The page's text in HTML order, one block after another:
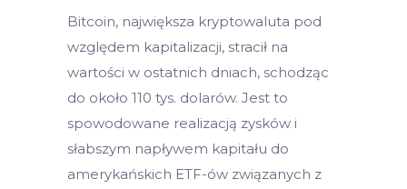
Bitcoin, największa kryptowaluta pod
względem kapitalizacji, stracił na
wartości w ostatnich dniach, schodząc
do około 110 tys. dolarów. Jest to
spowodowane realizacją zysków i
słabszym napływem kapitału do
amerykańskich ETF-ów związanych z